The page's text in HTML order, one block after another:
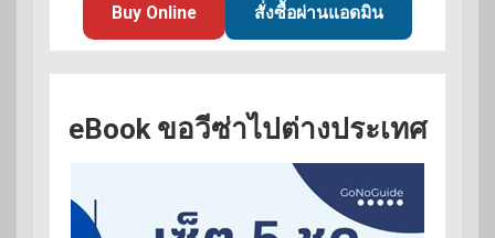
Buy Online สั่งซื้อผ่านแอดมิน
eBook ขอวีซ่าไปต่างประเทศ